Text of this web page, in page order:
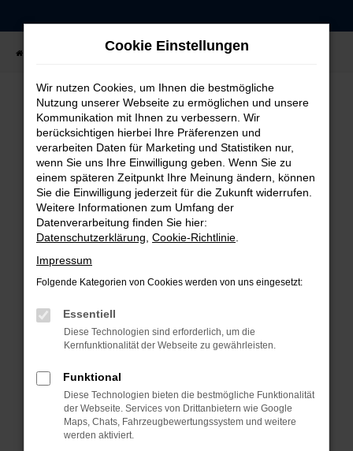
Zum
springen
Fahrzeugangebote Fahrzeug-Showroom
FEHLER: NETWORK ERROR
Beim Laden ist ein Fehler aufgetreten.
Hier sind ein paar Tipps, die dir helfen können:
Überprüfe deine Firewall und deine
Internetverbindung.
Suchmaschine?
Manche Erweiterungen, wie Werbeblocker,
können das Laden bestimmter Seiten
verhindern. Funktioniert die Seite in einem
Fenster?
Starte dein Gerät neu.
Das kann manchmal helfen, vorübergehende
Probleme zu beheben.
Cookie Einstellungen
Wir nutzen Cookies, um Ihnen die bestmögliche
Nutzung unserer Webseite zu ermöglichen und unsere
Kommunikation mit Ihnen zu verbessern. Wir
berücksichtigen hierbei Ihre Präferenzen und
verarbeiten Daten für Marketing und Statistiken nur,
wenn Sie uns Ihre Einwilligung geben. Wenn Sie zu
einem späteren Zeitpunkt Ihre Meinung ändern, können
Sie die Einwilligung jederzeit für die Zukunft widerrufen.
Weitere Informationen zum Umfang der
Datenverarbeitung finden Sie hier:
Datenschutzerklärung Cookie-Richtlinie
Impressum
Folgende Kategorien von Cookies werden von uns eingesetzt:
Essentiell
Diese Technologien sind erforderlich, um die
Kernfunktionalität der Webseite zu gewährleisten.
Funktional
Diese Technologien bieten die bestmögliche Funktionalität
der Webseite. Services von Drittanbietern wie Google
Maps, Chats, Fahrzeugbewertungssystem und weitere
werden aktiviert.